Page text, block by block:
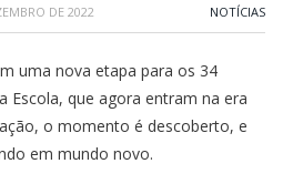
DE 2022 NOTÍCIAS
uma nova etapa para os 34
Escola, que agora entram na era
o momento é descoberto, e
em mundo novo.